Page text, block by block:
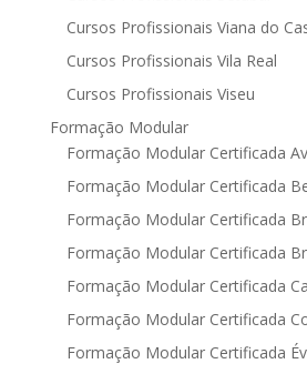
Cursos Profissionais Viana do
Cursos Profissionais Vila Real
Cursos Profissionais Viseu
Formação Modular
Formação Modular Certificada
Formação Modular Certificada
Formação Modular Certificada
Formação Modular Certificada
Formação Modular Certificada
Formação Modular Certificada
Formação Modular Certificada